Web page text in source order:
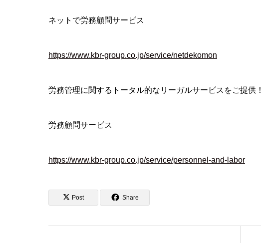
ネットで労務顧問サービス
https://www.kbr-group.co.jp/service/netdekomon
労務管理に関するトータル的なリーガルサービスをご提供！
労務顧問サービス
https://www.kbr-group.co.jp/service/personnel-and-labor
Post Share